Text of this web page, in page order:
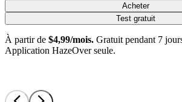
Acheter
Test gratuit
À partir de $4,99/mois. Gratuit pendant 7
Application HazeOver seule.